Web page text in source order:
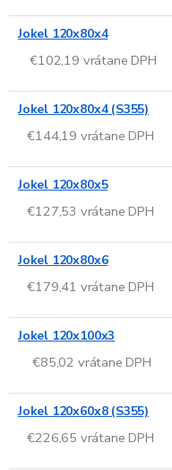
Jokel 120x80x4
€102,19 vrátane DPH
Jokel 120x80x4 (S355)
€144,19 vrátane DPH
Jokel 120x80x5
€127,53 vrátane DPH
Jokel 120x80x6
€179,41 vrátane DPH
Jokel 120x100x3
€85,02 vrátane DPH
Jokel 120x60x8 (S355)
€226,65 vrátane DPH